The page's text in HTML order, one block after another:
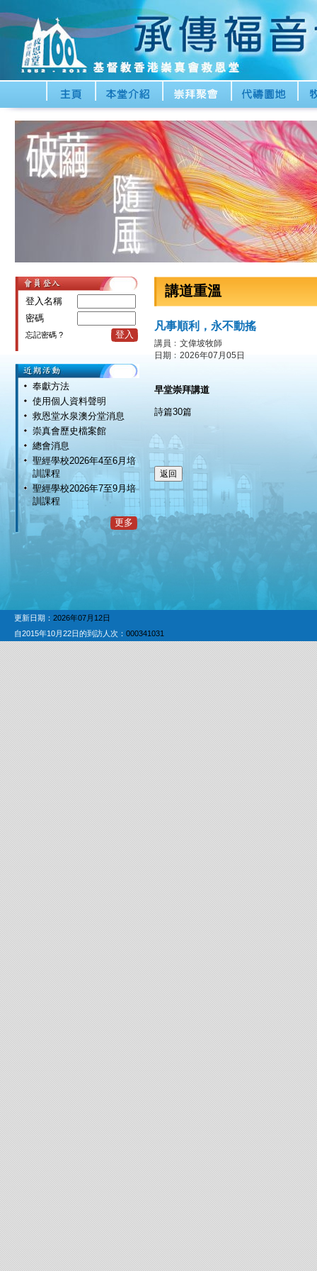
登入名稱
密碼
忘記密碼 ? 登入
奉獻方法
使用個人資料聲明
救恩堂水泉澳分堂消息
崇真會歷史檔案館
總會消息
聖經學校2026年4至6月培
訓課程
聖經學校2026年7至9月培
訓課程
更多
講道重溫
凡事順利，永不動搖
講員﹕文偉坡牧師
日期﹕2026年07月05日
早堂崇拜講道
詩篇30篇
更新日期： 2026年07月12日
自2015年10月22日的到訪人次： 000341031